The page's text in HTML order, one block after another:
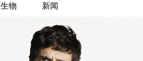
生物
新闻